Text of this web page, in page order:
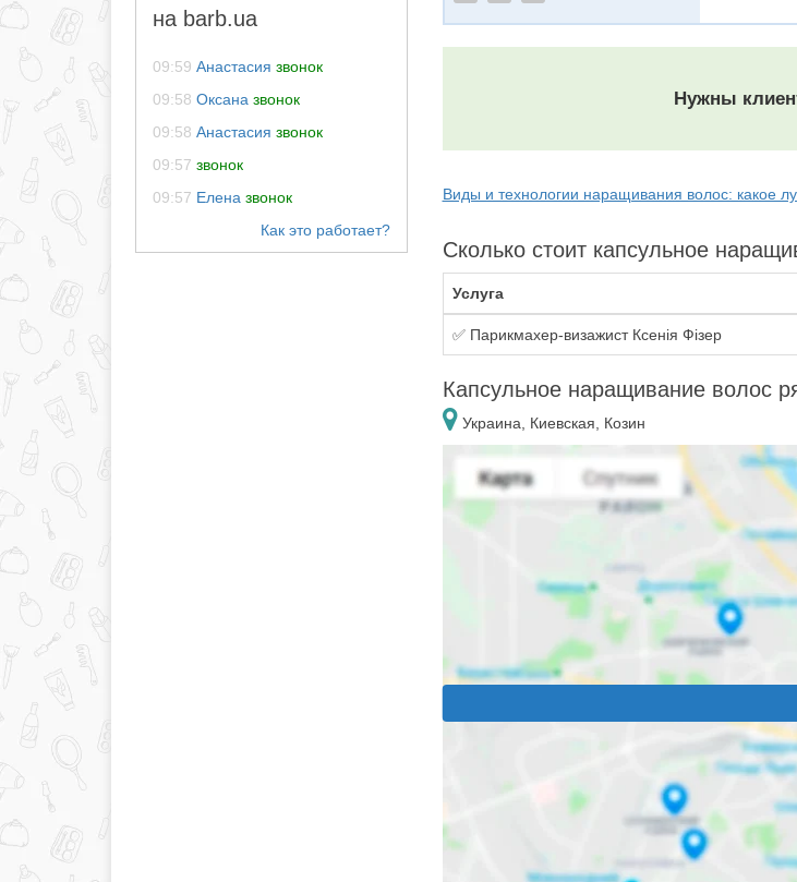
на barb.ua
09:59 Анастасия звонок
09:58 Оксана звонок
09:58 Анастасия звонок
09:57 звонок
09:57 Елена звонок
Нужны
Виды и технологии наращивания волос: какое
Сколько стоит капсульное
Услуга
✅ Парикмахер-визажист Ксенія Фізер
Капсульное наращивание волос
Украина, Киевская, Козин